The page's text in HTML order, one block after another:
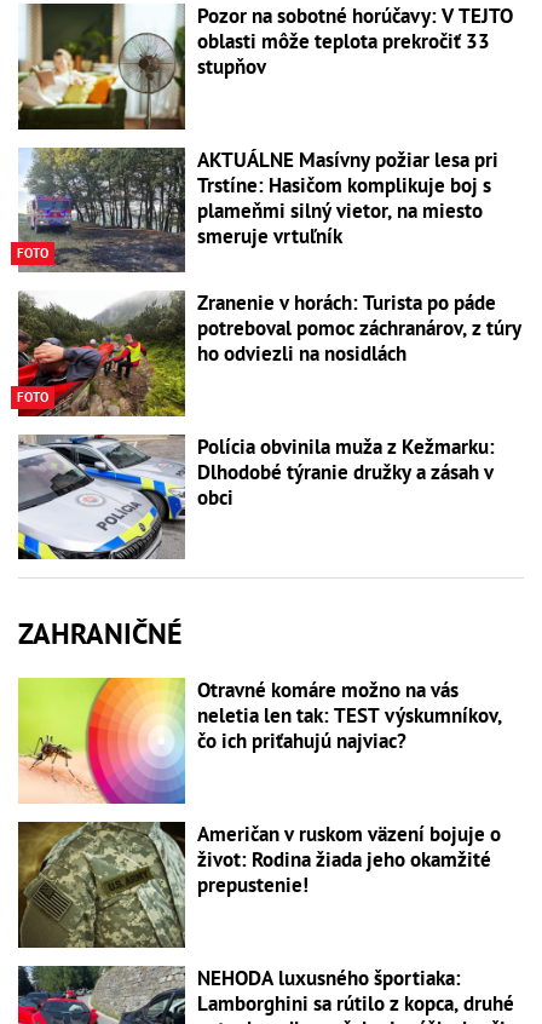
Pozor na sobotné horúčavy: V TEJTO
oblasti môže teplota prekročiť 33
stupňov
FOTO
AKTUÁLNE Masívny požiar lesa pri
Trstíne: Hasičom komplikuje boj s
plameňmi silný vietor, na miesto
smeruje vrtuľník
FOTO
Zranenie v horách: Turista po páde
potreboval pomoc záchranárov, z túry
ho odviezli na nosidlách
Polícia obvinila muža z Kežmarku:
Dlhodobé týranie družky a zásah v
obci
ZAHRANIČNÉ
Otravné komáre možno na vás
neletia len tak: TEST výskumníkov,
čo ich priťahujú najviac?
Američan v ruskom väzení bojuje o
život: Rodina žiada jeho okamžité
prepustenie!
NEHODA luxusného športiaka:
Lamborghini sa rútilo z kopca, druhé